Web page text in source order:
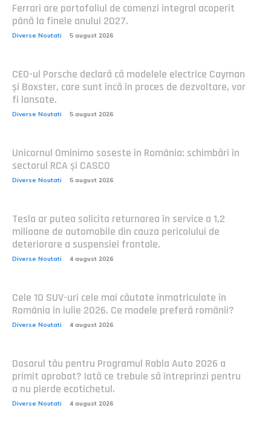
Ferrari are portofoliul de comenzi integral acoperit
până la finele anului 2027.
Diverse Noutati 5 august 2026
CEO-ul Porsche declară că modelele electrice Cayman
și Boxster, care sunt încă în proces de dezvoltare, vor
fi lansate.
Diverse Noutati 5 august 2026
Unicornul Ominimo soseste în România: schimbări în
sectorul RCA și CASCO
Diverse Noutati 5 august 2026
Tesla ar putea solicita returnarea în service a 1,2
milioane de automobile din cauza pericolului de
deteriorare a suspensiei frontale.
Diverse Noutati 4 august 2026
Cele 10 SUV-uri cele mai căutate înmatriculate în
România în iulie 2026. Ce modele preferă românii?
Diverse Noutati 4 august 2026
Dosarul tău pentru Programul Rabla Auto 2026 a
primit aprobat? Iată ce trebuie să întreprinzi pentru
a nu pierde ecotichetul.
Diverse Noutati 4 august 2026